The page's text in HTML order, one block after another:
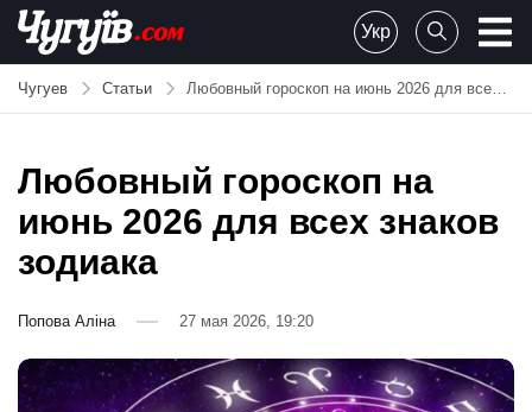
Skip
content
Chuguiv
Укр
Чугуев Статьи Любовный гороскоп на июнь 2026 для всех знаков зодиака
Любовный гороскоп на
июнь 2026 для всех знаков
зодиака
Попова Аліна 27 мая 2026, 19:20